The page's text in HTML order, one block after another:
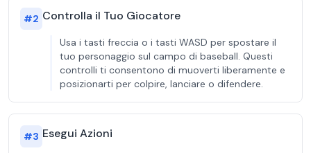
#2 Controlla il Tuo Giocatore
Usa i tasti freccia o i tasti WASD per spostare il
tuo personaggio sul campo di baseball. Questi
controlli ti consentono di muoverti liberamente e
posizionarti per colpire, lanciare o difendere.
#3 Esegui Azioni